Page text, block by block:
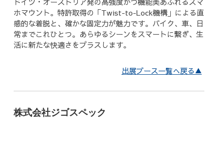
ホマウント。特許取得の「Twist-to-Lock機構」による直
感的な着脱と、確かな固定力が魅力です。バイク、車、日
常までこれひとつ。あらゆるシーンをスマートに繋ぎ、生
活に新たな快適さをプラスします。
出展ブース一覧へ戻る▲
株式会社ジゴスペック